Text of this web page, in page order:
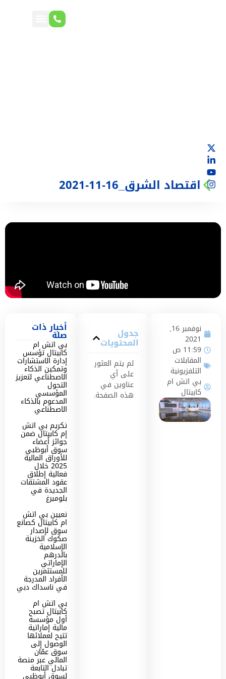
اقتصاد الشرق_16-11-2021
نوفمبر 16,
2021
11:59 ص
المقابلات
التلفزيونية
بي اتش ام
كابيتال
جدول
المحتويات
لم يتم العثور
على أي
عناوين في
هذه الصفحة.
أخبار ذات
صلة
بي اتش ام
كابيتال تؤسس
إدارة الاستشارات
وتمكين الذكاء
الاصطناعي لتعزيز
التحول
المؤسسي
المدعوم بالذكاء
الاصطناعي
تكريم بي اتش
إم كابيتال ضمن
جوائز أعضاء
سوق أبوظبي
للأوراق المالية
2025 خلال
فعالية إطلاق
عقود المشتقات
الجديدة في
بلومبرغ
تعيين بي اتش
ام كابيتال كصانع
سوق لإصدار
صكوك الخزينة
الإسلامية
بالدرهم
الإماراتي
للمستثمرين
الأفراد المدرجة
في ناسداك دبي
بي اتش ام
كابيتال تصبح
أول مؤسسة
مالية إماراتية
تتيح لعملائها
الوصول إلى
سوق عمّان
المالي عبر منصة
تبادل التابعة
لسوق أبوظبي